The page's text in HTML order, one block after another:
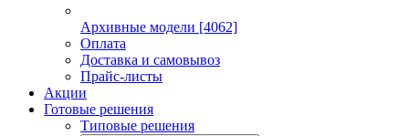
Архивные модели [4062]
Оплата
Доставка и самовывоз
Прайс-листы
Акции
Готовые решения
Типовые решения